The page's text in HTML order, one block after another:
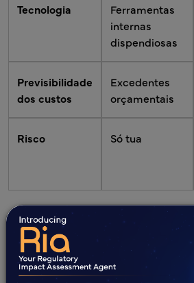
Tecnologia
Ferramentas
internas
dispendiosas
Previsibilidade
dos custos
Excedentes
orçamentais
Risco Só tua
Precisa de apoio
abrangente?